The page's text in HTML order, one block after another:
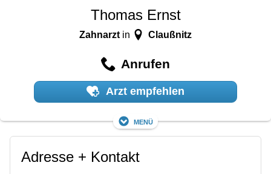
Thomas Ernst
Zahnarzt in Claußnitz
Anrufen
Arzt empfehlen
Menü
Adresse + Kontakt